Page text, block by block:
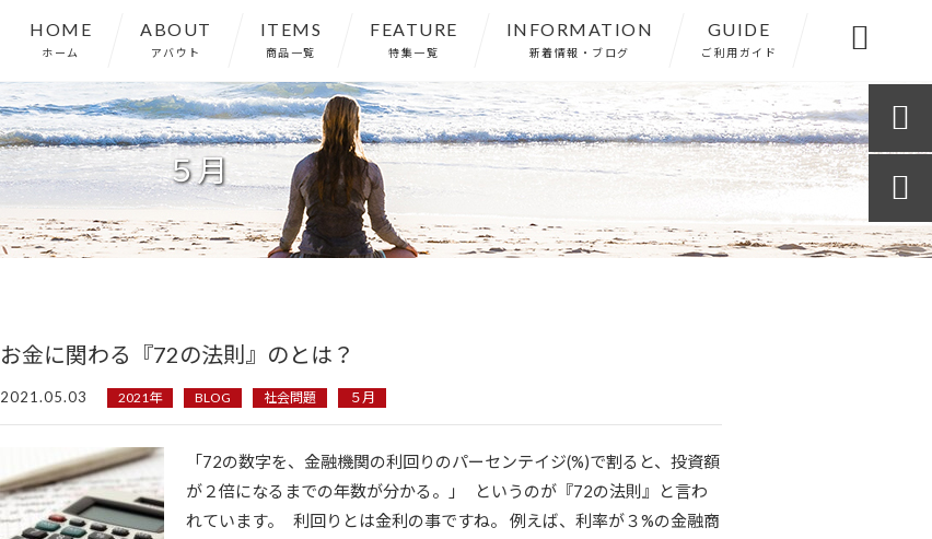
HOME
ホーム
ABOUT
アバウト
ITEMS
商品一覧
FEATURE
特集一覧
INFORMATION
新着情報・ブログ
GUIDE
ご利用ガイド 
５月
お金に関わる『72の法則』のとは？
2021.05.03 2021年 BLOG 社会問題 ５月
「72の数字を、金融機関の利回りのパーセンテイジ(%)で割ると、投資額
が２倍になるまでの年数が分かる。」 というのが『72の法則』と言わ
れています。 利回りとは金利の事ですね。 例えば、利率が３%の金融商

